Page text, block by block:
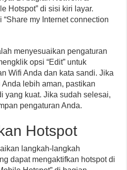
Hotspot” di sisi kiri layar.
my Internet connection
menyesuaikan pengaturan
opsi “Edit” untuk
Wifi Anda dan kata sandi. Jika
lebih aman, pastikan
yang kuat. Jika sudah selesai,
pengaturan Anda.
Hotspot
langkah-langkah
dapat mengaktifkan hotspot di